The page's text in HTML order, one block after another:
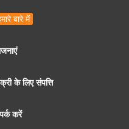
बारे में
के लिए संपत्ति
करें